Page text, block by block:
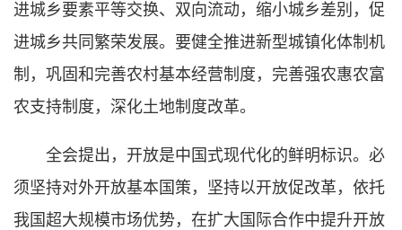
进城乡要素平等交换、双向流动，缩小城乡差别，促
进城乡共同繁荣发展。要健全推进新型城镇化体制机
制，巩固和完善农村基本经营制度，完善强农惠农富
农支持制度，深化土地制度改革。
全会提出，开放是中国式现代化的鲜明标识。必
须坚持对外开放基本国策，坚持以开放促改革，依托
我国超大规模市场优势，在扩大国际合作中提升开放